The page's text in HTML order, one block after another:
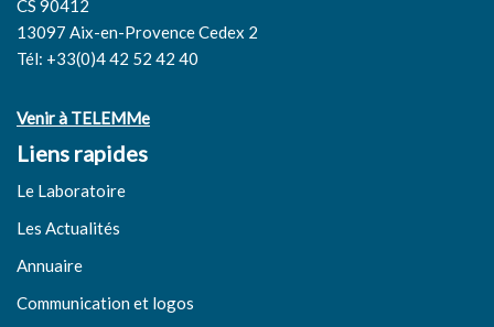
CS 90412
13097 Aix-en-Provence Cedex 2
Tél: +33(0)4 42 52 42 40
Venir à TELEMMe
Liens rapides
Le Laboratoire
Les Actualités
Annuaire
Communication et logos